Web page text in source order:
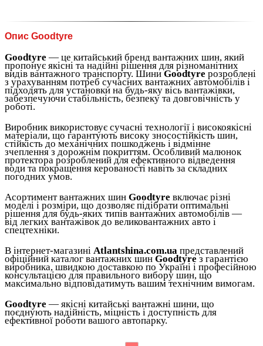
Опис Goodtyre
Goodtyre — це китайський бренд вантажних шин, який
пропонує якісні та надійні рішення для різноманітних
видів вантажного транспорту. ШиниGoodtyre розроблені
з урахуванням потреб сучасних вантажних автомобілів і
підходять для установки на будь-яку вісь вантажівки,
забезпечуючи стабільність, безпеку та довговічність у
роботі.
Виробник використовує сучасні технології і високоякісні
матеріали, що гарантують високу зносостійкість шин,
стійкість до механічних пошкоджень і відмінне
зчеплення з дорожнім покриттям. Особливий малюнок
протектора розроблений для ефективного відведення
води та покращення керованості навіть за складних
погодних умов.
Асортимент вантажних шин Goodtyre включає різні
моделі і розміри, що дозволяє підібрати оптимальні
рішення для будь-яких типів вантажних автомобілів —
від легких вантажівок до великовантажних авто і
спецтехніки.
В інтернет-магазині Atlantshina.com.ua представлений
офіційний каталог вантажних шин Goodtyre з гарантією
виробника, швидкою доставкою по Україні і професійною
консультацією для правильного вибору шин, що
максимально відповідатимуть вашим технічним вимогам.
Goodtyre — якісні китайські вантажні шини, що
поєднують надійність, міцність і доступність для
ефективної роботи вашого автопарку.